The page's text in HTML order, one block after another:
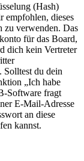
(Hash)
empfohlen, dieses
zu verwenden. Das
für das Board,
dich kein Vertreter
Solltest du dein
„Ich habe
Software fragt
E-Mail-Adresse
an diese
kannst.